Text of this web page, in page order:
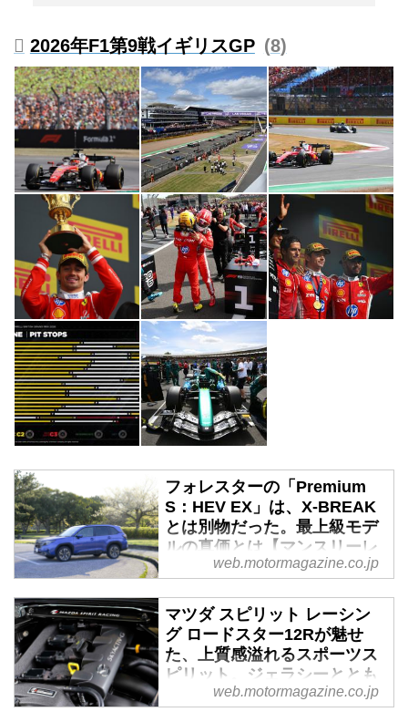
2026年F1第9戦イギリスGP 8
フォレスターの「Premium
S：HEV EX」は、X-BREAK
とは別物だった。最上級モデ
ルの真価とは【マンスリーレ
ポート／3】 - Webモーター
マンスリーレポート第3回は、
SUBARUフォレスター S：HEV
モデルのトップグレードとなる
「Premium S：HEV EX」を試乗
する。前回のX-BREAK S：HEV
web.motormagazine.co.jp
マツダ スピリット レーシン
グ ロードスター12Rが魅せ
た、上質感溢れるスポーツス
ピリット。ジェラシーととも
に第二弾への期待が募る！ -
web.motormagazine.co.jp